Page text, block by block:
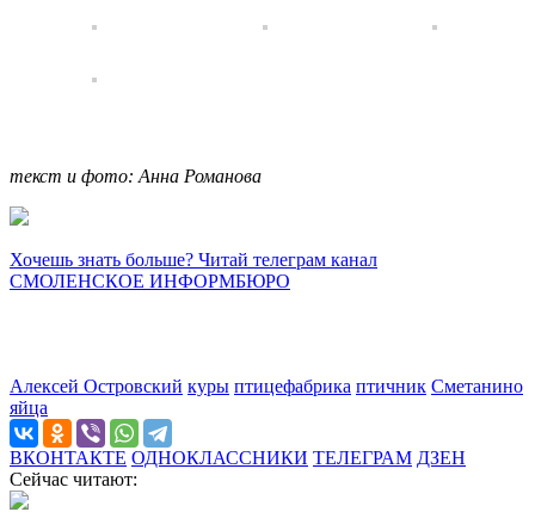
текст и фото: Анна Романова
Хочешь знать больше? Читай телеграм канал
СМОЛЕНСКОЕ ИНФОРМБЮРО
Алексей Островский куры птицефабрика птичник Сметанино
яйца
ВКОНТАКТЕ ОДНОКЛАССНИКИ ТЕЛЕГРАМ ДЗЕН
Сейчас читают: